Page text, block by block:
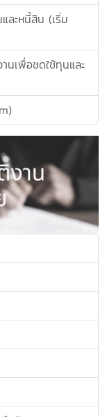
ะหนี้สิน (เริ่ม
นเพื่อชดใช้ทุนและ